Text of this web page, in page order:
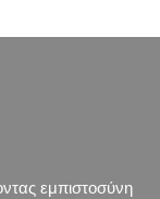
εμπιστοσύνη